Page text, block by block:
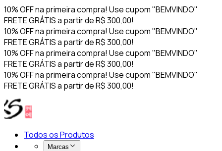
10% OFF na primeira compra! Use cupom "BEMVINDO"
FRETE GRÁTIS a partir de R$ 300,00!
10% OFF na primeira compra! Use cupom "BEMVINDO"
FRETE GRÁTIS a partir de R$ 300,00!
10% OFF na primeira compra! Use cupom "BEMVINDO"
FRETE GRÁTIS a partir de R$ 300,00!
10% OFF na primeira compra! Use cupom "BEMVINDO"
FRETE GRÁTIS a partir de R$ 300,00!
Todos os Produtos
Marcas